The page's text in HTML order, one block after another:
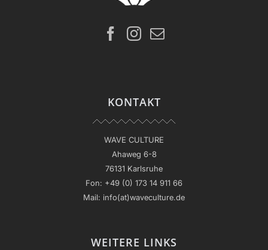
KONTAKT
WAVE CULTURE
Ahaweg 6-8
76131 Karlsruhe
Fon: +49 (0) 173 14 911 66
Mail: info(at)waveculture.de
WEITERE LINKS